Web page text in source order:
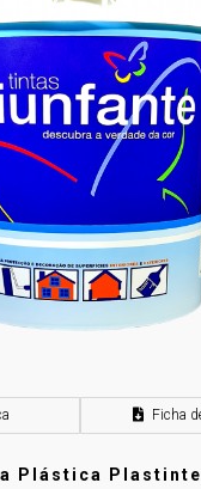
Ficha
Plástica Plastinte